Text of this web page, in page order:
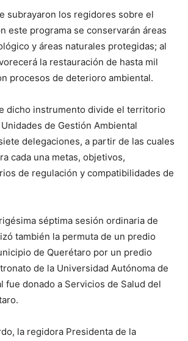
subrayaron los regidores sobre el
este programa se conservarán áreas
y áreas naturales protegidas; al
la restauración de hasta mil
procesos de deterioro ambiental.
dicho instrumento divide el territorio
de Gestión Ambiental
delegaciones, a partir de las cuales
cada una metas, objetivos,
de regulación y compatibilidades de
séptima sesión ordinaria de
también la permuta de un predio
de Querétaro por un predio
de la Universidad Autónoma de
fue donado a Servicios de Salud del
la regidora Presidenta de la